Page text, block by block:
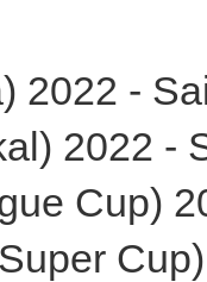
2022 -
2022 -
Cup)